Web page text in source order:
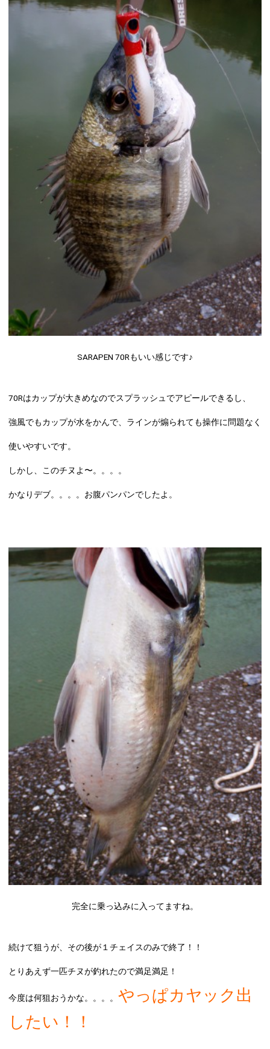
SARAPEN 70Rもいい感じです♪
70Rはカップが大きめなのでスプラッシュでアピールできるし、
強風でもカップが水をかんで、ラインが煽られても操作に問題なく
使いやすいです。
しかし、このチヌよ〜。。。。
かなりデブ。。。。お腹パンパンでしたよ。
完全に乗っ込みに入ってますね。
続けて狙うが、その後が１チェイスのみで終了！！
とりあえず一匹チヌが釣れたので満足満足！
今度は何狙おうかな。。。。 やっぱカヤック出
したい！！